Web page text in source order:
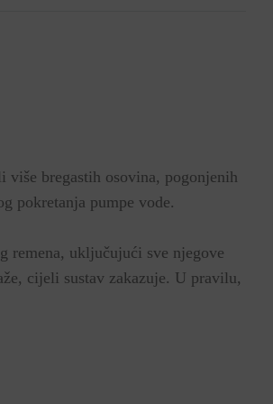
više bregastih osovina, pogonjenih
pokretanja pumpe vode.
remena, uključujući sve njegove
cijeli sustav zakazuje. U pravilu,